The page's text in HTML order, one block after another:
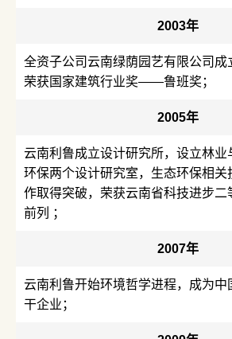
2003年
全资子公司云南绿荫园艺有限公司成
荣获国家建筑行业奖——鲁班奖；
2005年
云南利鲁成立设计研究所，设立林业
环保两个设计研究室，生态环保相关
作取得突破，荣获云南省科技进步二
前列 ；
2007年
云南利鲁开始环境哲学进程，成为中
干企业；